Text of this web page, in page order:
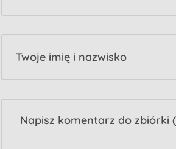
Twoje imię i nazwisko